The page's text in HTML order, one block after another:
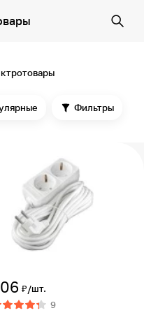
Фильтры
₽/шт.
9